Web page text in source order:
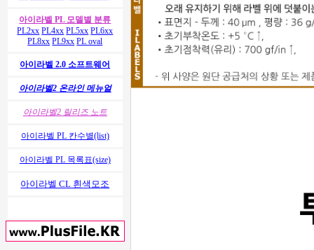
아이라벨 PL 모델별 분류
PL2xx PL4xx PL5xx PL6xx
PL8xx PL9xx PL oval
아이라벨 2.0 소프트웨어
아이라벨2 온라인 메뉴얼
아이라벨2 릴리즈 노트
아이라벨 PL 칸수별(list)
아이라벨 PL 목록표(size)
아이라벨 CL 흰색모조